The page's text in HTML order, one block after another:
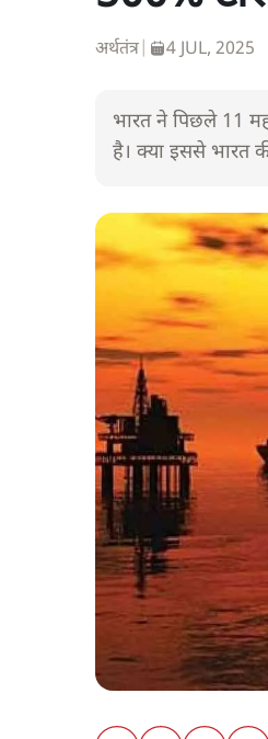
अर्थतंत्र 4 JUL, 2025
भारत ने पिछले 11
है। क्या इससे भारत